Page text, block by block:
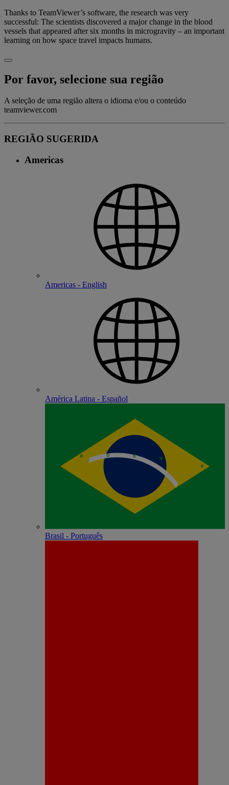
Thanks to TeamViewer’s software, the research was very
successful: The scientists discovered a major change in the blood
vessels that appeared after six months in microgravity – an important
learning on how space travel impacts humans.
Por favor, selecione sua região
A seleção de uma região altera o idioma e/ou o conteúdo
teamviewer.com
REGIÃO SUGERIDA
Americas
Americas - English
América Latina - Español
Brasil - Português